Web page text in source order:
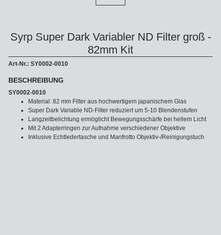
Syrp Super Dark Variabler ND Filter groß -
82mm Kit
Art-Nr.: SY0002-0010
BESCHREIBUNG
SY0002-0010
Material: 82 mm Filter aus hochwertigem japanischem Glas
Super Dark Variable ND-Filter reduziert um 5-10 Blendenstufen
Langzeitbelichtung ermöglicht Bewegungsschärfe bei hellem Licht
Mit 2 Adapterringen zur Aufnahme verschiedener Objektive
Inklusive Echtledertasche und Manfrotto Objektiv-/Reinigungstuch